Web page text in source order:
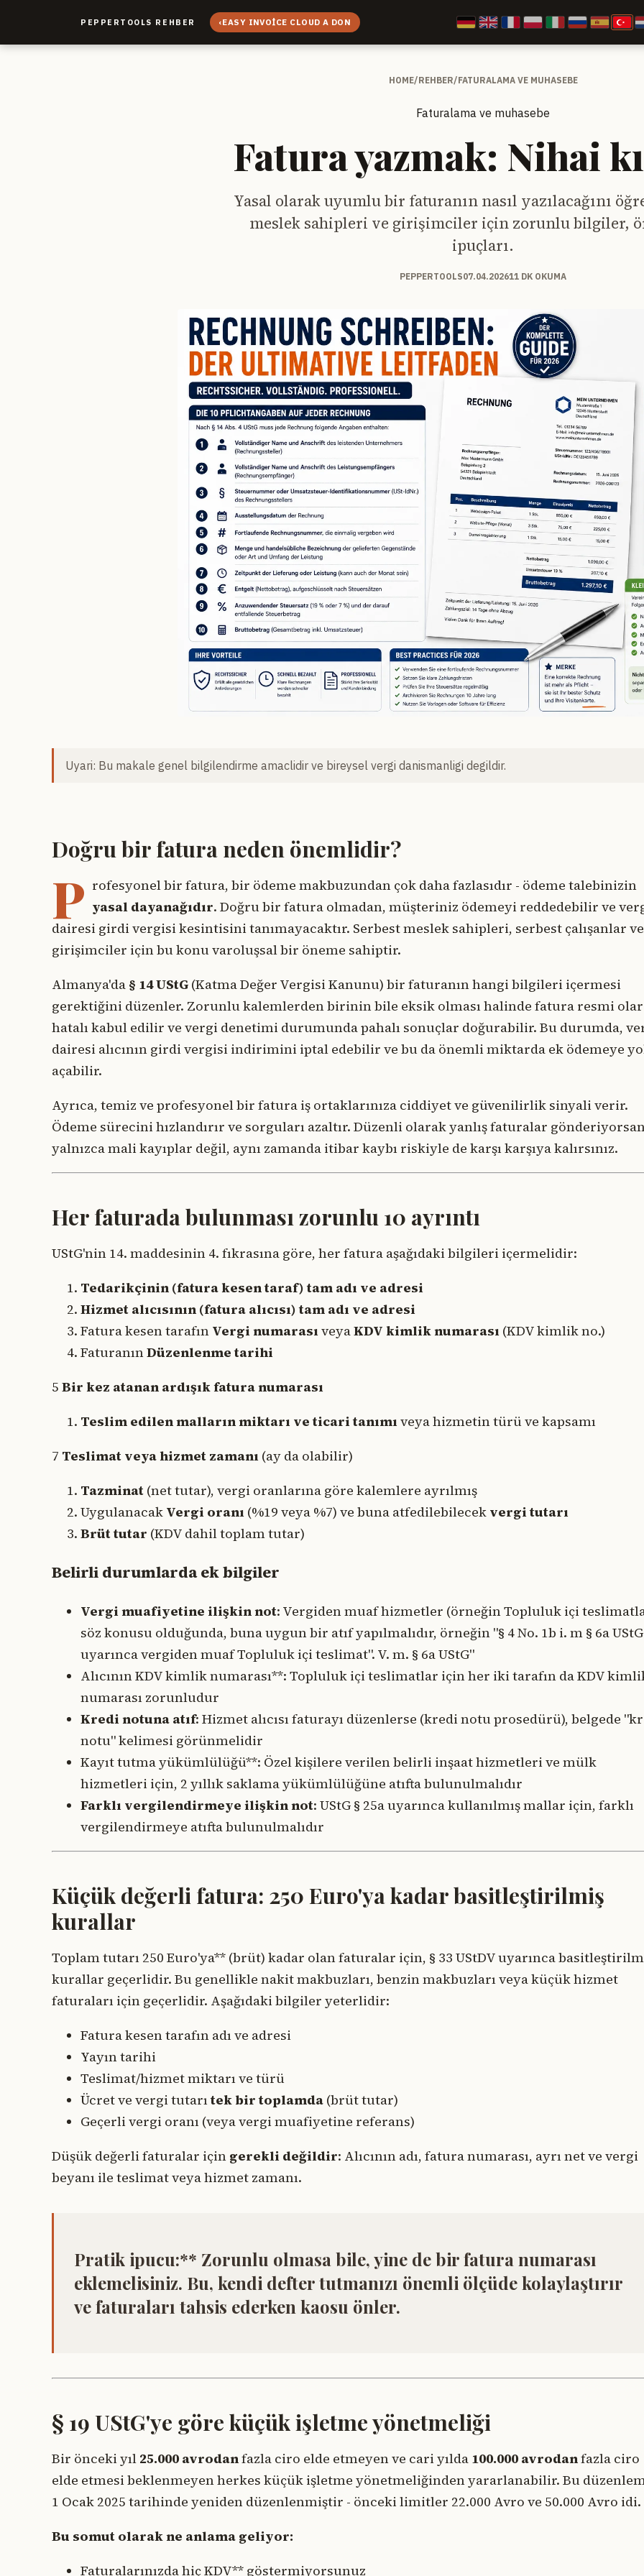
PEPPERTOOLS REHBER ‹EASY INVOICE CLOUD A DON
HOME/REHBER/FATURALAMA VE MUHASEBE
Faturalama ve muhasebe
Fatura yazmak: Nihai
Yasal olarak uyumlu bir faturanın nasıl yazılacağını
meslek sahipleri ve girişimciler için zorunlu bilgiler,
ipuçları.
PEPPERTOOLS07.04.202611 DK OKUMA
Uyari: Bu makale genel bilgilendirme amaclidir ve bireysel vergi danismanligi degildir.
Doğru bir fatura neden önemlidir?
P rofesyonel bir fatura, bir ödeme makbuzundan çok daha fazlasıdır - ödeme talebinizin
yasal dayanağıdır. Doğru bir fatura olmadan, müşteriniz ödemeyi reddedebilir ve
dairesi girdi vergisi kesintisini tanımayacaktır. Serbest meslek sahipleri, serbest çalışanlar ve
girişimciler için bu konu varoluşsal bir öneme sahiptir.
Almanya'da § 14 UStG (Katma Değer Vergisi Kanunu) bir faturanın hangi bilgileri içermesi
gerektiğini düzenler. Zorunlu kalemlerden birinin bile eksik olması halinde fatura resmi
hatalı kabul edilir ve vergi denetimi durumunda pahalı sonuçlar doğurabilir. Bu durumda,
dairesi alıcının girdi vergisi indirimini iptal edebilir ve bu da önemli miktarda ek ödemeye
açabilir.
Ayrıca, temiz ve profesyonel bir fatura iş ortaklarınıza ciddiyet ve güvenilirlik sinyali verir.
Ödeme sürecini hızlandırır ve sorguları azaltır. Düzenli olarak yanlış faturalar
yalnızca mali kayıplar değil, aynı zamanda itibar kaybı riskiyle de karşı karşıya kalırsınız.
Her faturada bulunması zorunlu 10 ayrıntı
UStG'nin 14. maddesinin 4. fıkrasına göre, her fatura aşağıdaki bilgileri içermelidir:
Tedarikçinin (fatura kesen taraf) tam adı ve adresi
Hizmet alıcısının (fatura alıcısı) tam adı ve adresi
Fatura kesen tarafın Vergi numarasıveyaKDV kimlik numarası (KDV kimlik no.)
FaturanınDüzenlenme tarihi
5 Bir kez atanan ardışık fatura numarası
Teslim edilen malların miktarı ve ticari tanımıveya hizmetin türü ve kapsamı
7 Teslimat veya hizmet zamanı (ay da olabilir)
Tazminat (net tutar), vergi oranlarına göre kalemlere ayrılmış
Uygulanacak Vergi oranı (%19 veya %7) ve buna atfedilebilecek vergi tutarı
Brüt tutar (KDV dahil toplam tutar)
Belirli durumlarda ek bilgiler
Vergi muafiyetine ilişkin not: Vergiden muaf hizmetler (örneğin Topluluk içi
söz konusu olduğunda, buna uygun bir atıf yapılmalıdır, örneğin "§ 4 No. 1b i. m § 6a UStG
uyarınca vergiden muaf Topluluk içi teslimat". V. m. § 6a UStG"
Alıcının KDV kimlik numarası**: Topluluk içi teslimatlar için her iki tarafın da KDV
numarası zorunludur
Kredi notuna atıf: Hizmet alıcısı faturayı düzenlerse (kredi notu prosedürü), belgede
notu" kelimesi görünmelidir
Kayıt tutma yükümlülüğü**: Özel kişilere verilen belirli inşaat hizmetleri ve mülk
hizmetleri için, 2 yıllık saklama yükümlülüğüne atıfta bulunulmalıdır
Farklı vergilendirmeye ilişkin not: UStG § 25a uyarınca kullanılmış mallar için, farklı
vergilendirmeye atıfta bulunulmalıdır
Küçük değerli fatura: 250 Euro'ya kadar basitleştirilmiş
kurallar
Toplam tutarı 250 Euro'ya** (brüt) kadar olan faturalar için, § 33 UStDV uyarınca
kurallar geçerlidir. Bu genellikle nakit makbuzları, benzin makbuzları veya küçük hizmet
faturaları için geçerlidir. Aşağıdaki bilgiler yeterlidir:
Fatura kesen tarafın adı ve adresi
Yayın tarihi
Teslimat/hizmet miktarı ve türü
Ücret ve vergi tutarıtek bir toplamda (brüt tutar)
Geçerli vergi oranı (veya vergi muafiyetine referans)
Düşük değerli faturalar için gerekli değildir: Alıcının adı, fatura numarası, ayrı net ve vergi
beyanı ile teslimat veya hizmet zamanı.
Pratik ipucu:** Zorunlu olmasa bile, yine de bir fatura numarası
eklemelisiniz. Bu, kendi defter tutmanızı önemli ölçüde kolaylaştırır
ve faturaları tahsis ederken kaosu önler.
§ 19 UStG'ye göre küçük işletme yönetmeliği
Bir önceki yıl 25.000 avrodanfazla ciro elde etmeyen ve cari yılda 100.000 avrodanfazla ciro
elde etmesi beklenmeyen herkes küçük işletme yönetmeliğinden yararlanabilir. Bu
1 Ocak 2025 tarihinde yeniden düzenlenmiştir - önceki limitler 22.000 Avro ve 50.000 Avro idi.
Bu somut olarak ne anlama geliyor:
Faturalarınızda hiç KDV** göstermiyorsunuz